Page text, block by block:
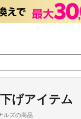
げアイテム
ルズの商品